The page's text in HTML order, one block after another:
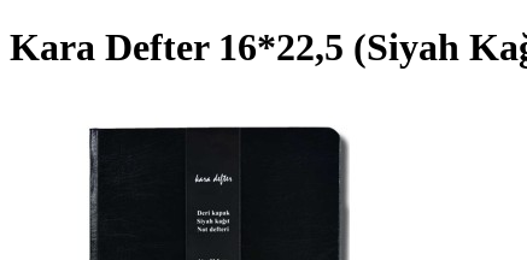
Kara Defter 16*22,5 (Siyah